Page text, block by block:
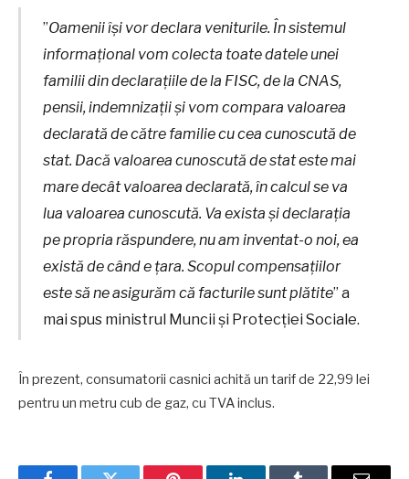
”Oamenii își vor declara veniturile. În sistemul
informațional vom colecta toate datele unei
familii din declarațiile de la FISC, de la CNAS,
pensii, indemnizații și vom compara valoarea
declarată de către familie cu cea cunoscută de
stat. Dacă valoarea cunoscută de stat este mai
mare decât valoarea declarată, în calcul se va
lua valoarea cunoscută. Va exista și declarația
pe propria răspundere, nu am inventat-o noi, ea
există de când e țara. Scopul compensațiilor
este să ne asigurăm că facturile sunt plătite” a
mai spus ministrul Muncii și Protecției Sociale.
În prezent, consumatorii casnici achită un tarif de 22,99 lei
pentru un metru cub de gaz, cu TVA inclus.